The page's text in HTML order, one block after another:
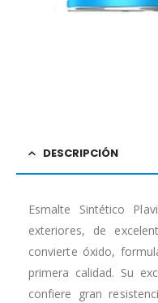
DESCRIPCIÓN
Esmalte Sintético
exteriores, de
convierte óxido,
primera calidad. Su
confiere gran